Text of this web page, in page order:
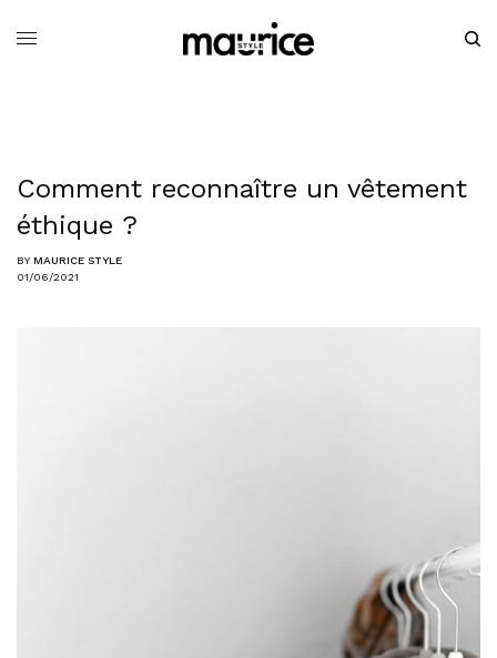
Comment reconnaître un vêtement
éthique ?
BY MAURICE STYLE
01/06/2021